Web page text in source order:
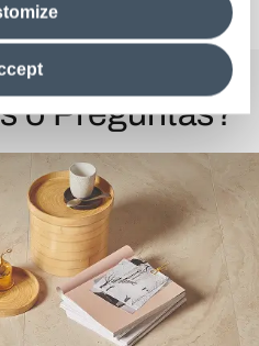
By closing this banner,
tocontinue browsing
cookies. For more
o Preguntas?